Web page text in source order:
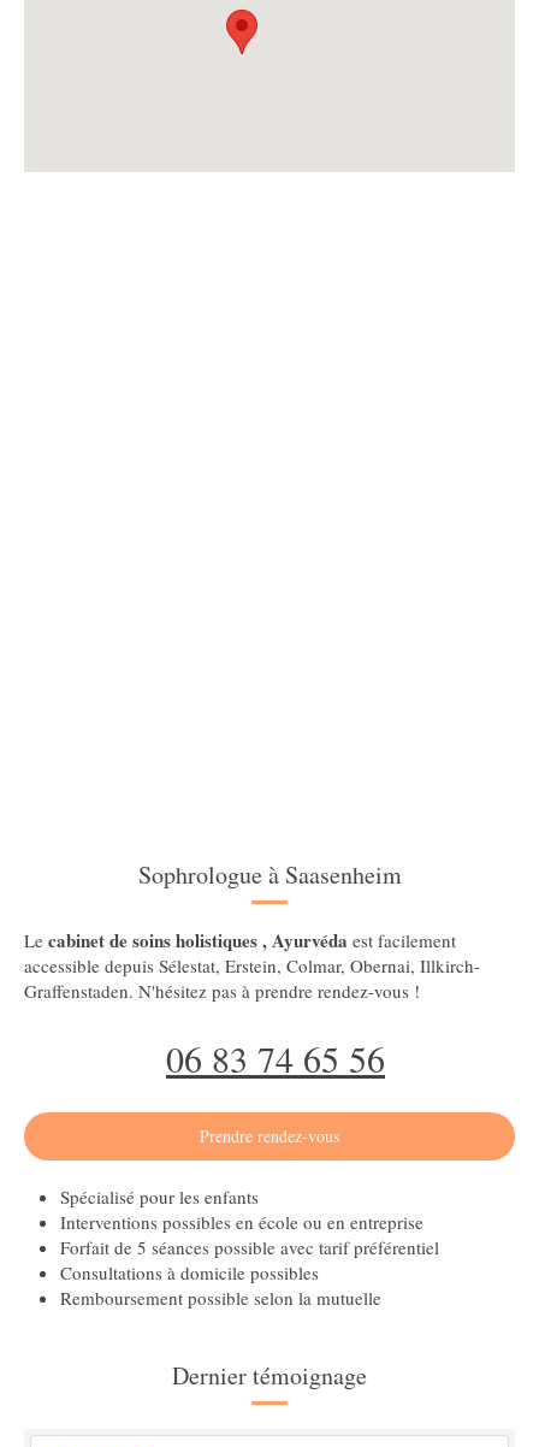
Sophrologue à Saasenheim
Le cabinet de soins holistiques , Ayurvéda est facilement
accessible depuis Sélestat, Erstein, Colmar, Obernai, Illkirch-
Graffenstaden. N'hésitez pas à prendre rendez-vous !
06 83 74 65 56
Prendre rendez-vous
Spécialisé pour les enfants
Interventions possibles en école ou en entreprise
Forfait de 5 séances possible avec tarif préférentiel
Consultations à domicile possibles
Remboursement possible selon la mutuelle
Dernier témoignage